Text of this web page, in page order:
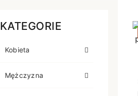
KATEGORIE
Kobieta
Mężczyzna